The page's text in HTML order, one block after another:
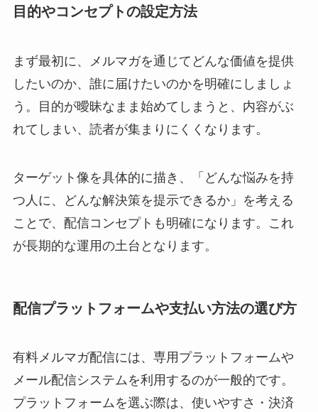
目的やコンセプトの設定方法
まず最初に、メルマガを通じてどんな価値を提供
したいのか、誰に届けたいのかを明確にしましょ
う。目的が曖昧なまま始めてしまうと、内容がぶ
れてしまい、読者が集まりにくくなります。
ターゲット像を具体的に描き、「どんな悩みを持
つ人に、どんな解決策を提示できるか」を考える
ことで、配信コンセプトも明確になります。これ
が長期的な運用の土台となります。
配信プラットフォームや支払い方法の選び方
有料メルマガ配信には、専用プラットフォームや
メール配信システムを利用するのが一般的です。
プラットフォームを選ぶ際は、使いやすさ・決済